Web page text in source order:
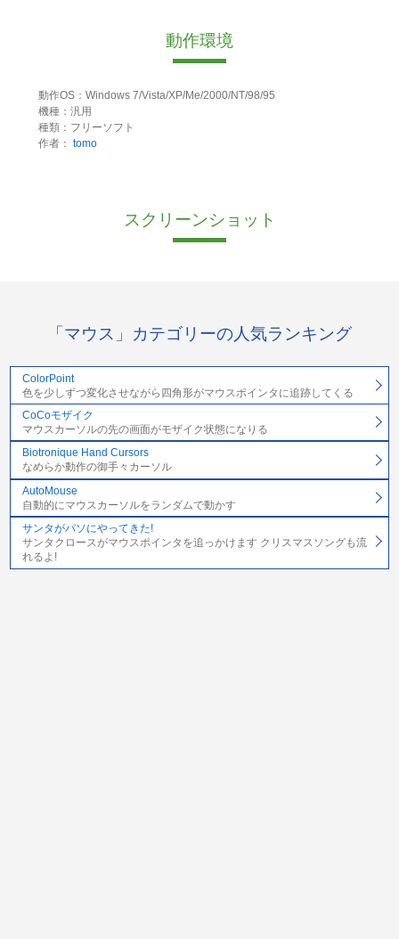
動作環境
動作OS：Windows 7/Vista/XP/Me/2000/NT/98/95
機種：汎用
種類：フリーソフト
作者： tomo
スクリーンショット
「マウス」カテゴリーの人気ランキング
ColorPoint
色を少しずつ変化させながら四角形がマウスポインタに追跡してくる
CoCoモザイク
マウスカーソルの先の画面がモザイク状態になりる
Biotronique Hand Cursors
なめらか動作の御手々カーソル
AutoMouse
自動的にマウスカーソルをランダムで動かす
サンタがパソにやってきた!
サンタクロースがマウスポインタを追っかけます クリスマスソングも流
れるよ!